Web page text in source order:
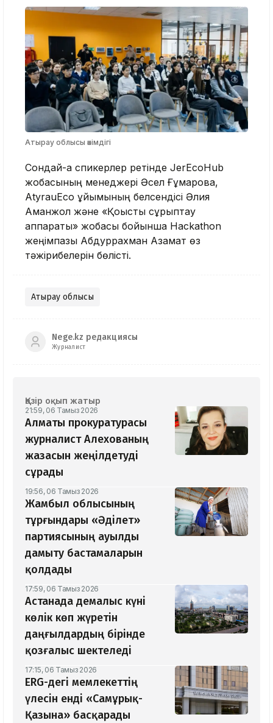
Атырау облысы әкімдігі
Сондай-ақ спикерлер ретінде JerEcoHub
жобасының менеджері Әсел Ғұмарова,
AtyrauEco ұйымының белсендісі Әлия
Аманжол және «Қоқысты сұрыптау
аппараты» жобасы бойынша Hackathon
жеңімпазы Абдуррахман Азамат өз
тәжірибелерін бөлісті.
Атырау облысы
Nege.kz редакциясы
Журналист
Қазір оқып жатыр
21:59, 06 Тамыз 2026
Алматы прокуратурасы
журналист Алехованың
жазасын жеңілдетуді
сұрады
19:56, 06 Тамыз 2026
Жамбыл облысының
тұрғындары «Әділет»
партиясының ауылды
дамыту бастамаларын
қолдады
17:59, 06 Тамыз 2026
Астанада демалыс күні
көлік көп жүретін
даңғылдардың бірінде
қозғалыс шектеледі
17:15, 06 Тамыз 2026
ERG-дегі мемлекеттің
үлесін енді «Самұрық-
Қазына» басқарады